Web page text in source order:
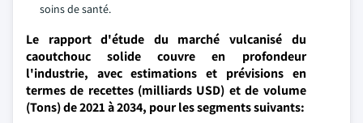
soins de santé.
Le rapport d'étude du marché vulcanisé du
caoutchouc solide couvre en profondeur
l'industrie, avec estimations et prévisions en
termes de recettes (milliards USD) et de volume
(Tons) de 2021 à 2034, pour les segments suivants: